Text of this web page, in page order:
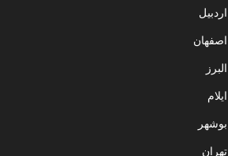
اردبیل
اصفهان
البرز
ایلام
بوشهر
تهران